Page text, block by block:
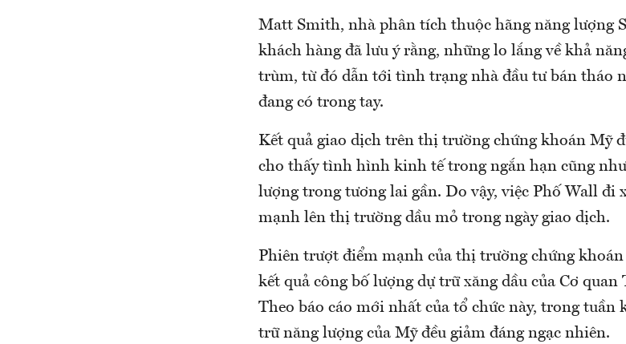
Matt Smith, nhà phân tích thuộc hãng năng lượng
khách hàng đã lưu ý rằng, những lo lắng về khả
trùm, từ đó dẫn tới tình trạng nhà đầu tư bán tháo
đang có trong tay.
Kết quả giao dịch trên thị trường chứng khoán Mỹ
cho thấy tình hình kinh tế trong ngắn hạn cũng
lượng trong tương lai gần. Do vậy, việc Phố Wall đi
mạnh lên thị trường dầu mỏ trong ngày giao dịch.
Phiên trượt điểm mạnh của thị trường chứng
kết quả công bố lượng dự trữ xăng dầu của Cơ
Theo báo cáo mới nhất của tổ chức này, trong tuần
trữ năng lượng của Mỹ đều giảm đáng ngạc nhiên.